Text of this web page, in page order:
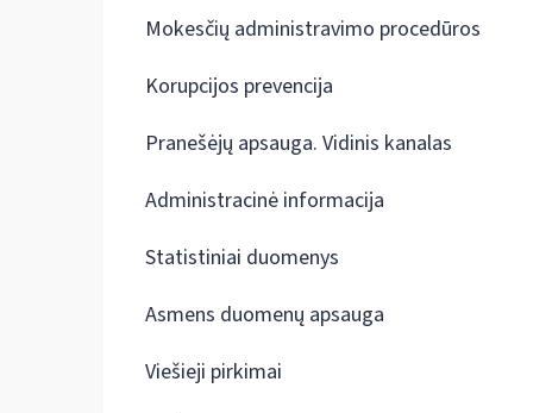
Mokesčių administravimo procedūros
Korupcijos prevencija
Pranešėjų apsauga. Vidinis kanalas
Administracinė informacija
Statistiniai duomenys
Asmens duomenų apsauga
Viešieji pirkimai